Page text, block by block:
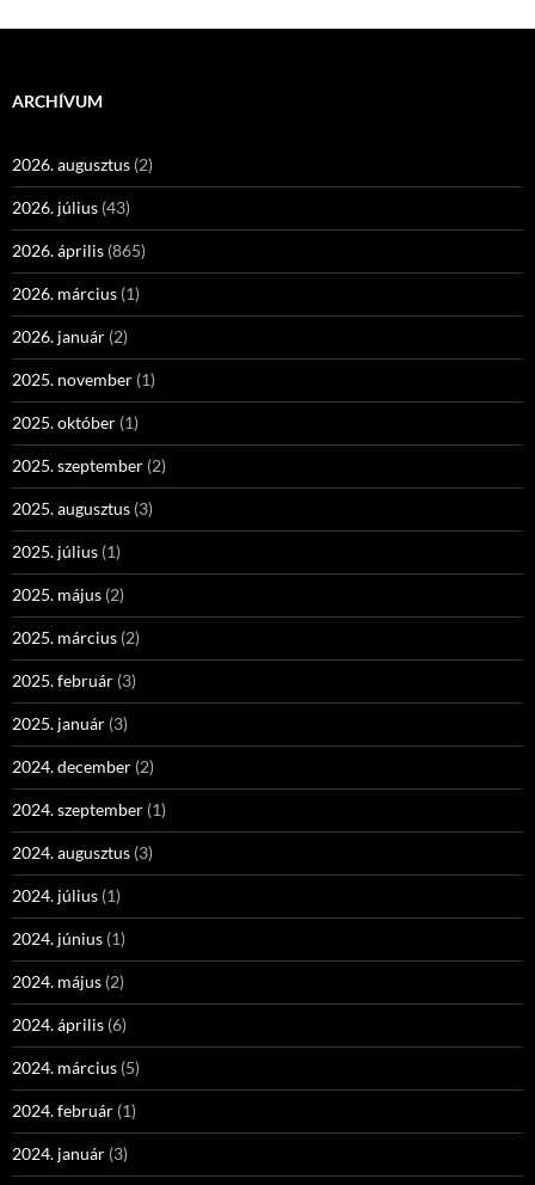
ARCHÍVUM
2026. augusztus (2)
2026. július (43)
2026. április (865)
2026. március (1)
2026. január (2)
2025. november (1)
2025. október (1)
2025. szeptember (2)
2025. augusztus (3)
2025. július (1)
2025. május (2)
2025. március (2)
2025. február (3)
2025. január (3)
2024. december (2)
2024. szeptember (1)
2024. augusztus (3)
2024. július (1)
2024. június (1)
2024. május (2)
2024. április (6)
2024. március (5)
2024. február (1)
2024. január (3)